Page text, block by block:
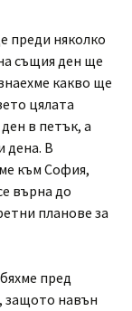
преди няколко
същия ден ще
какво ще
цялата
в петък, а
дена. В
към София,
върна до
планове за
пред
защото навън